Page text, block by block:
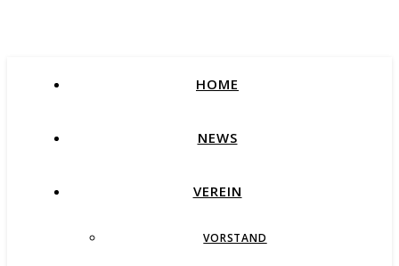
HOME
NEWS
VEREIN
VORSTAND